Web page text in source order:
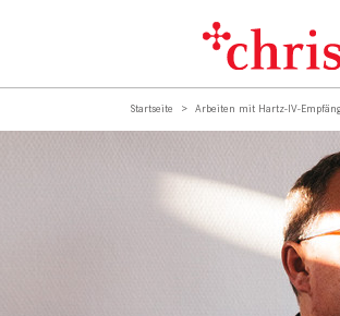
Startseite Arbeiten mit Hartz-IV-